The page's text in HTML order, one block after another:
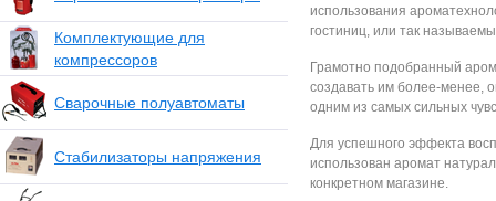
Комплектующие для
компрессоров
Сварочные полуавтоматы
Стабилизаторы напряжения
использования
гостиниц, или так
Грамотно подобранный
создавать им более-менее,
одним из самых сильных
Для успешного эффекта
использован аромат
конкретном магазине.